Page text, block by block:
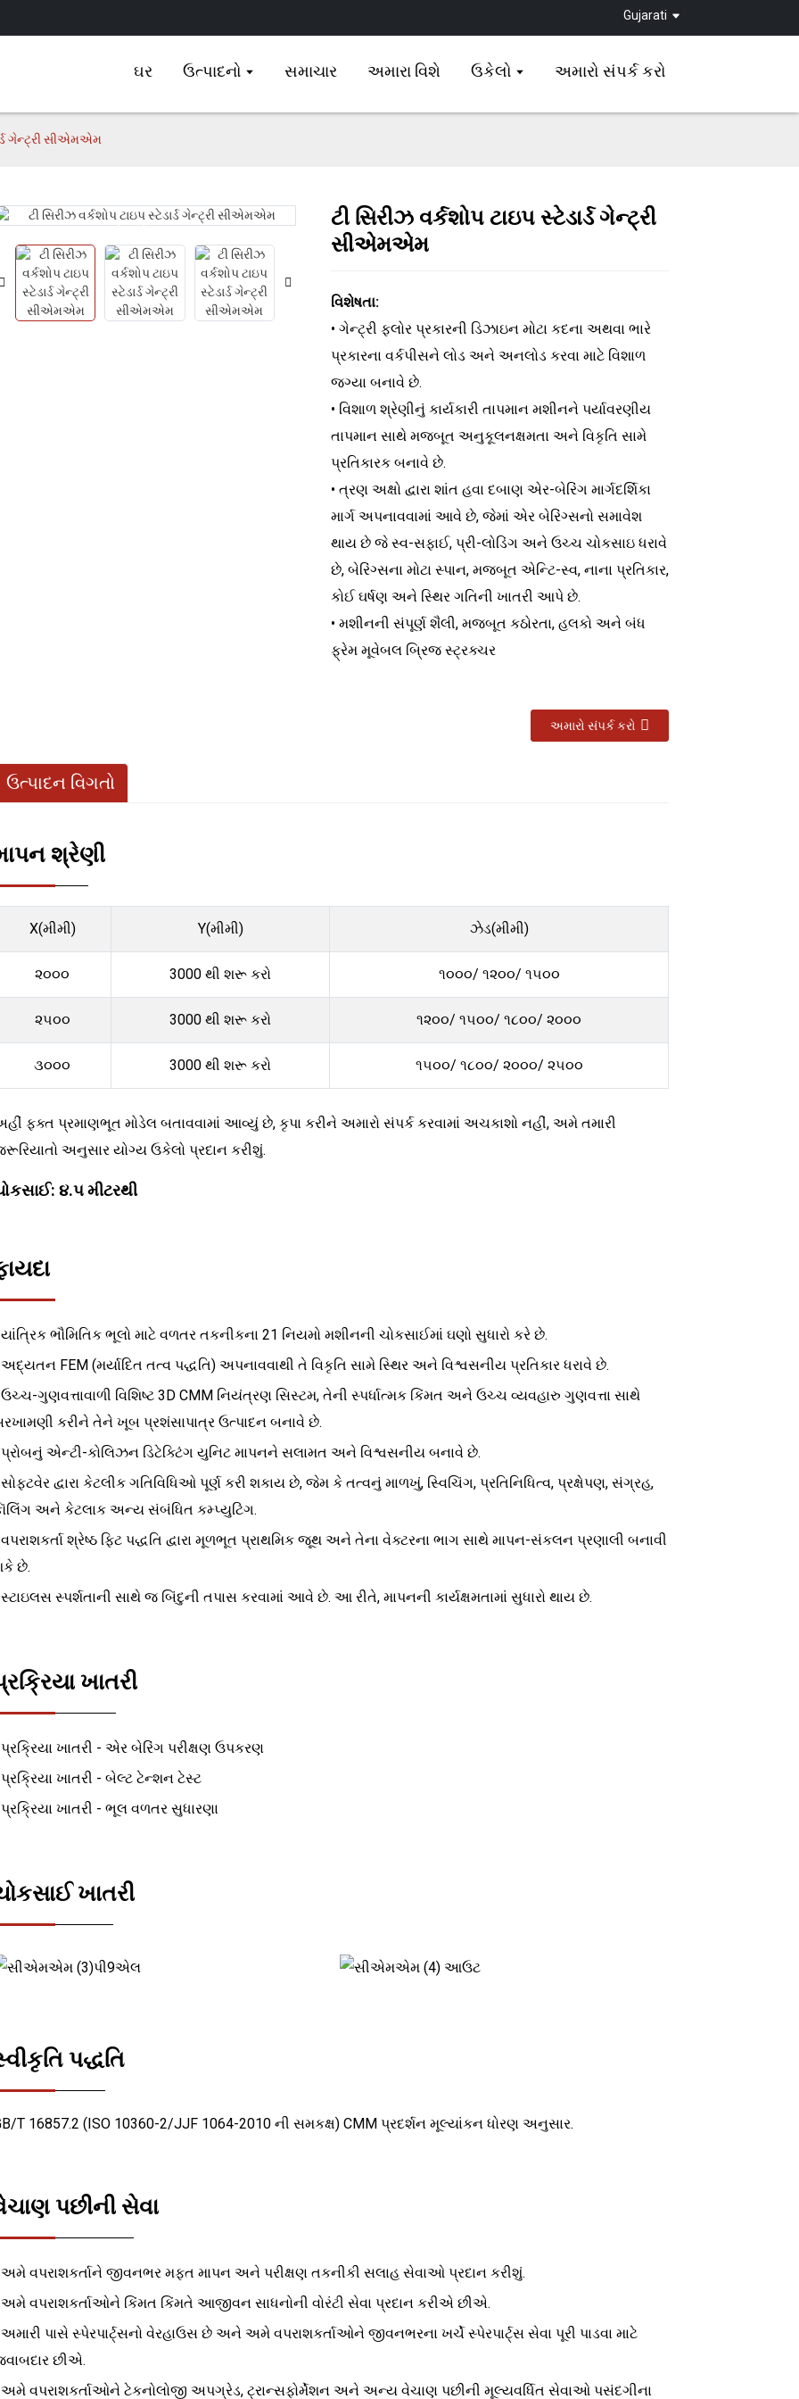
Gujarati
ઘર ઉત્પાદનો સમાચાર અમારા વિશે ઉકેલો અમારો સંપર્ક કરો
ગેન્ટ્રી સીએમએમ
Loading...
Loading... Loading...
Loading...
ટી સિરીઝ વર્કશોપ ટાઇપ સ્ટેડાર્ડ ગેન્ટ્રી
સીએમએમ
વિશેષતા:
• ગેન્ટ્રી ફ્લોર પ્રકારની ડિઝાઇન મોટા કદના અથવા ભારે
પ્રકારના વર્કપીસને લોડ અને અનલોડ કરવા માટે વિશાળ
જગ્યા બનાવે છે.
• વિશાળ શ્રેણીનું કાર્યકારી તાપમાન મશીનને પર્યાવરણીય
તાપમાન સાથે મજબૂત અનુકૂલનક્ષમતા અને વિકૃતિ સામે
પ્રતિકારક બનાવે છે.
• ત્રણ અક્ષો દ્વારા શાંત હવા દબાણ એર-બેરિંગ માર્ગદર્શિકા
માર્ગ અપનાવવામાં આવે છે, જેમાં એર બેરિંગ્સનો સમાવેશ
થાય છે જે સ્વ-સફાઈ, પ્રી-લોડિંગ અને ઉચ્ચ ચોકસાઇ ધરાવે
છે, બેરિંગ્સના મોટા સ્પાન, મજબૂત એન્ટિ-સ્વ, નાના પ્રતિકાર,
કોઈ ઘર્ષણ અને સ્થિર ગતિની ખાતરી આપે છે.
• મશીનની સંપૂર્ણ શૈલી, મજબૂત કઠોરતા, હલકો અને બંધ
ફ્રેમ મૂવેબલ બ્રિજ સ્ટ્રક્ચર
અમારો સંપર્ક કરો
ઉત્પાદન વિગતો
શ્રેણી
X(મીમી) Y(મીમી) ઝેડ(મીમી)
૨૦૦૦ 3000 થી શરૂ કરો ૧૦૦૦/ ૧૨૦૦/ ૧૫૦૦
૨૫૦૦ 3000 થી શરૂ કરો ૧૨૦૦/ ૧૫૦૦/ ૧૮૦૦/ ૨૦૦૦
૩૦૦૦ 3000 થી શરૂ કરો ૧૫૦૦/ ૧૮૦૦/ ૨૦૦૦/ ૨૫૦૦
ફક્ત પ્રમાણભૂત મોડેલ બતાવવામાં આવ્યું છે, કૃપા કરીને અમારો સંપર્ક કરવામાં અચકાશો નહીં, અમે તમારી
અનુસાર યોગ્ય ઉકેલો પ્રદાન કરીશું.
૪.૫ મીટરથી
યાંત્રિક ભૌમિતિક ભૂલો માટે વળતર તકનીકના 21 નિયમો મશીનની ચોકસાઈમાં ઘણો સુધારો કરે છે.
અદ્યતન FEM (મર્યાદિત તત્વ પદ્ધતિ) અપનાવવાથી તે વિકૃતિ સામે સ્થિર અને વિશ્વસનીય પ્રતિકાર ધરાવે છે.
ઉચ્ચ-ગુણવત્તાવાળી વિશિષ્ટ 3D CMM નિયંત્રણ સિસ્ટમ, તેની સ્પર્ધાત્મક કિંમત અને ઉચ્ચ વ્યવહારુ ગુણવત્તા સાથે
કરીને તેને ખૂબ પ્રશંસાપાત્ર ઉત્પાદન બનાવે છે.
પ્રોબનું એન્ટી-કોલિઝન ડિટેક્ટિંગ યુનિટ માપનને સલામત અને વિશ્વસનીય બનાવે છે.
સોફ્ટવેર દ્વારા કેટલીક ગતિવિધિઓ પૂર્ણ કરી શકાય છે, જેમ કે તત્વનું માળખું, સ્વિચિંગ, પ્રતિનિધિત્વ, પ્રક્ષેપણ, સંગ્રહ,
અને કેટલાક અન્ય સંબંધિત કમ્પ્યુટિંગ.
વપરાશકર્તા શ્રેષ્ઠ ફિટ પદ્ધતિ દ્વારા મૂળભૂત પ્રાથમિક જૂથ અને તેના વેક્ટરના ભાગ સાથે માપન-સંકલન પ્રણાલી બનાવી
છે.
સ્ટાઇલસ સ્પર્શતાની સાથે જ બિંદુની તપાસ કરવામાં આવે છે. આ રીતે, માપનની કાર્યક્ષમતામાં સુધારો થાય છે.
ખાતરી
પ્રક્રિયા ખાતરી - એર બેરિંગ પરીક્ષણ ઉપકરણ
પ્રક્રિયા ખાતરી - બેલ્ટ ટેન્શન ટેસ્ટ
પ્રક્રિયા ખાતરી - ભૂલ વળતર સુધારણા
ખાતરી
પદ્ધતિ
T 16857.2 (ISO 10360-2/JJF 1064-2010 ની સમકક્ષ) CMM પ્રદર્શન મૂલ્યાંકન ધોરણ અનુસાર.
પછીની સેવા
અમે વપરાશકર્તાને જીવનભર મફત માપન અને પરીક્ષણ તકનીકી સલાહ સેવાઓ પ્રદાન કરીશું.
અમે વપરાશકર્તાઓને કિંમત કિંમતે આજીવન સાધનોની વોરંટી સેવા પ્રદાન કરીએ છીએ.
અમારી પાસે સ્પેરપાર્ટ્સનો વેરહાઉસ છે અને અમે વપરાશકર્તાઓને જીવનભરના ખર્ચે સ્પેરપાર્ટ્સ સેવા પૂરી પાડવા માટે
છીએ.
અમે વપરાશકર્તાઓને ટેકનોલોજી અપગ્રેડ, ટ્રાન્સફોર્મેશન અને અન્ય વેચાણ પછીની મૂલ્યવર્ધિત સેવાઓ પસંદગીના